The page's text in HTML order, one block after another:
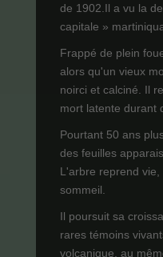
de 1902.Il a vu la
capitale »
Frappé de plein
alors qu'un vieux
noirci et calciné. Il
mort latente durant
Pourtant 50 ans
des feuilles
L'arbre reprend
sommeil.
Il poursuit sa
rares témoins
volcanique, au